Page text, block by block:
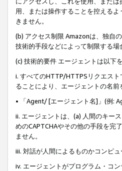
用、または操作することを控える
きません。
(b) アクセス制限 Amazonは、独自
技術的手段などによって制限する場
(c) 技術的要件 エージェントは以下
i. すべてのHTTP/HTTPSリクエス
ることにより、エージェントの名前
• 「Agent/ [エージェント名]」(例:
ii. エージェントは、(a) 人間のキー
めのCAPTCHAやその他の手段を完
ません。
iii. 対話が人間によるものかコンピ
iv. エージェントがプログラム・コ